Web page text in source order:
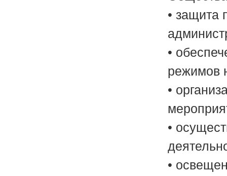
• защита
•
режимов
•
•
•